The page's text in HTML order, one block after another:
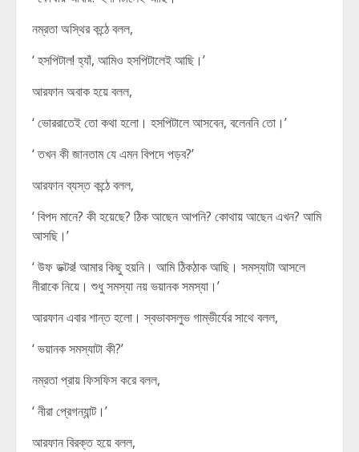
নম্রতা অস্থির কন্ঠে বলল,
‘ হসপিটাল! হ্যাঁ, আমিও হসপিটালেই আছি।’
আরফান অবাক হয়ে বলল,
‘ ভোররাতেই তো কথা হলো। হসপিটালে আসবেন, বলেননি তো।’
‘ তখন কী জানতাম যে এমন বিপদে পড়ব?’
আরফান ব্যস্ত কন্ঠে বলল,
‘ বিপদ মানে? কী হয়েছে? ঠিক আছেন আপনি? কোথায় আছেন এখন? আমি
আসছি।’
‘ উফ ডক্টর! আমার কিছু হয়নি। আমি ঠিকঠাক আছি। সমস্যাটা আসলে
নীরাকে নিয়ে। শুধু সমস্যা নয় ভয়ানক সমস্যা।’
আরফান এবার শান্ত হলো। স্বভাবসলুভ গাম্ভীর্যের সাথে বলল,
‘ ভয়ানক সমস্যাটা কী?’
নম্রতা প্রায় ফিসফিস করে বলল,
‘ নীরা প্রেগন্যান্ট।’
আরফান বিরক্ত হয়ে বলল,